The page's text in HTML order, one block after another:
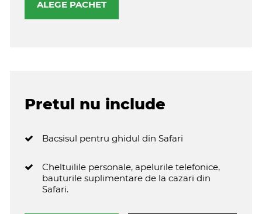
ALEGE PACHET
Pretul nu include
Bacsisul pentru ghidul din Safari
Cheltuilile personale, apelurile telefonice,
bauturile suplimentare de la cazari din
Safari.